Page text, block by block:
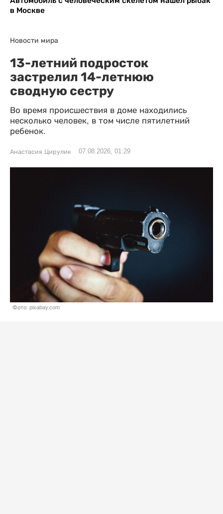
в Москве
Новости мира
13-летний подросток
застрелил 14-летнюю
сводную сестру
Во время происшествия в доме находились
несколько человек, в том числе пятилетний
ребенок.
Анастасия Цирулик 07.08.2026, 01:29
Фото: pixabay.com